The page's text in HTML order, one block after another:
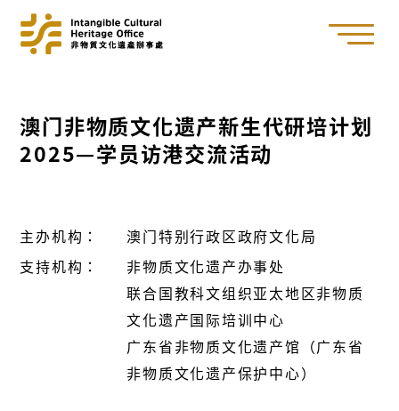
澳门非物质文化遗产新生代研培计划
2025—学员访港交流活动
主办机构：
澳门特别行政区政府文化局
支持机构：
非物质文化遗产办事处
联合国教科文组织亚太地区非物质
文化遗产国际培训中心
广东省非物质文化遗产馆（广东省
非物质文化遗产保护中心）